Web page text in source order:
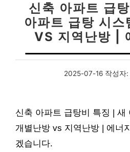
신축 아파트 급
아파트 급탕 시
VS 지역난방 |
2025-07-16 작성자:
신축 아파트 급탕비 특징 | 새
개별난방 vs 지역난방 | 에너
겠습니다.